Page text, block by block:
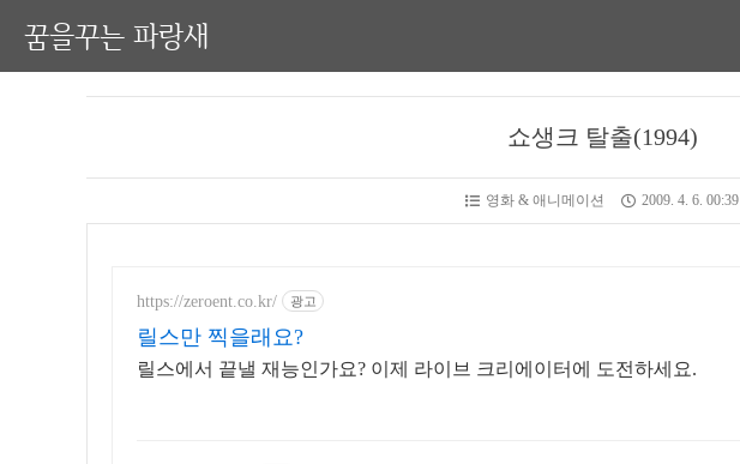
꿈을꾸는 파랑새
쇼생크 탈출(1994)
영화 & 애니메이션 2009. 4. 6. 00:39
https://zeroent.co.kr/ 광고
릴스만 찍을래요?
릴스에서 끝낼 재능인가요? 이제 라이브 크리에이터에 도전하세요.